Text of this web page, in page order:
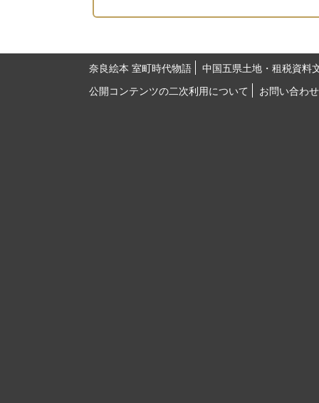
奈良絵本 室町時代物語
中国五県土地・租税資料
公開コンテンツの二次利用について
お問い合わせ